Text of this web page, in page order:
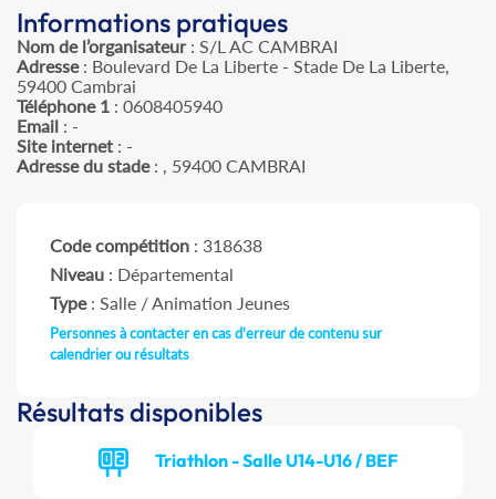
Informations pratiques
Nom de l’organisateur: S/L AC CAMBRAI
Adresse: Boulevard De La Liberte - Stade De La Liberte,
59400 Cambrai
Téléphone 1 : 0608405940
Email : -
Site internet : -
Adresse du stade: , 59400 CAMBRAI
Code compétition : 318638
Niveau : Départemental
Type: Salle / Animation Jeunes
Personnes à contacter en cas d'erreur de contenu sur
calendrier ou résultats
Résultats disponibles
Triathlon - Salle U14-U16 / BEF